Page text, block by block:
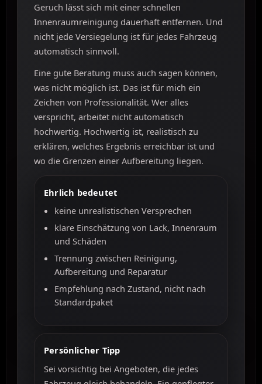
Geruch lässt sich mit einer schnellen
Innenraumreinigung dauerhaft entfernen. Und
nicht jede Versiegelung ist für jedes Fahrzeug
automatisch sinnvoll.
Eine gute Beratung muss auch sagen können,
was nicht möglich ist. Das ist für mich ein
Zeichen von Professionalität. Wer alles
verspricht, arbeitet nicht automatisch
hochwertig. Hochwertig ist, realistisch zu
erklären, welches Ergebnis erreichbar ist und
wo die Grenzen einer Aufbereitung liegen.
Ehrlich bedeutet
keine unrealistischen Versprechen
klare Einschätzung von Lack, Innenraum
und Schäden
Trennung zwischen Reinigung,
Aufbereitung und Reparatur
Empfehlung nach Zustand, nicht nach
Standardpaket
Persönlicher Tipp
Sei vorsichtig bei Angeboten, die jedes